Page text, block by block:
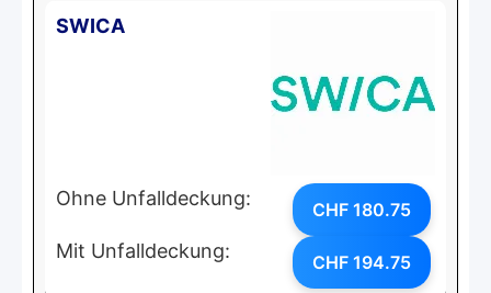
SWICA
Ohne Unfalldeckung: CHF 180.75
Mit Unfalldeckung: CHF 194.75